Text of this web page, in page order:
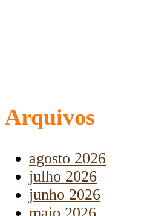
Arquivos
agosto 2026
julho 2026
junho 2026